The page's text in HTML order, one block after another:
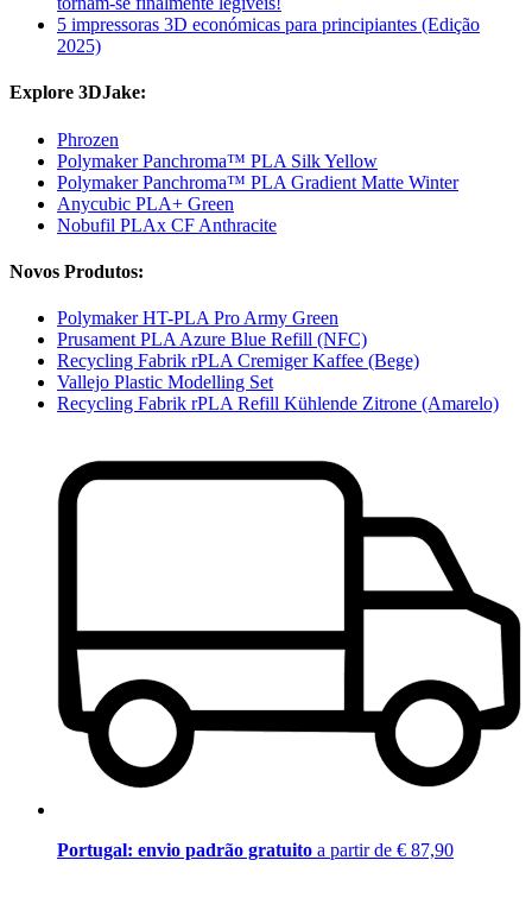
5 impressoras 3D económicas para principiantes (Edição
2025)
Explore 3DJake:
Phrozen
Polymaker Panchroma™ PLA Silk Yellow
Polymaker Panchroma™ PLA Gradient Matte Winter
Anycubic PLA+ Green
Nobufil PLAx CF Anthracite
Novos Produtos:
Polymaker HT-PLA Pro Army Green
Prusament PLA Azure Blue Refill (NFC)
Recycling Fabrik rPLA Cremiger Kaffee (Bege)
Vallejo Plastic Modelling Set
Recycling Fabrik rPLA Refill Kühlende Zitrone (Amarelo)
Portugal: envio padrão gratuito a partir de € 87,90